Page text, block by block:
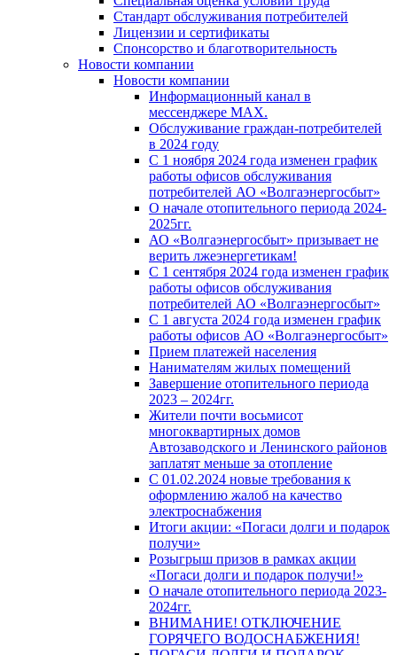
Стандарт обслуживания потребителей
Лицензии и сертификаты
Спонсорство и благотворительность
Новости компании
Новости компании
Информационный канал в
мессенджере MAX.
Обслуживание граждан-потребителей
в 2024 году
С 1 ноября 2024 года изменен график
работы офисов обслуживания
потребителей АО «Волгаэнергосбыт»
О начале отопительного периода 2024-
2025гг.
АО «Волгаэнергосбыт» призывает не
верить лжеэнергетикам!
С 1 сентября 2024 года изменен график
работы офисов обслуживания
потребителей АО «Волгаэнергосбыт»
С 1 августа 2024 года изменен график
работы офисов АО «Волгаэнергосбыт»
Прием платежей населения
Нанимателям жилых помещений
Завершение отопительного периода
2023 – 2024гг.
Жители почти восьмисот
многоквартирных домов
Автозаводского и Ленинского районов
заплатят меньше за отопление
С 01.02.2024 новые требования к
оформлению жалоб на качество
электроснабжения
Итоги акции: «Погаси долги и подарок
получи»
Розыгрыш призов в рамках акции
«Погаси долги и подарок получи!»
О начале отопительного периода 2023-
2024гг.
ВНИМАНИЕ! ОТКЛЮЧЕНИЕ
ГОРЯЧЕГО ВОДОСНАБЖЕНИЯ!